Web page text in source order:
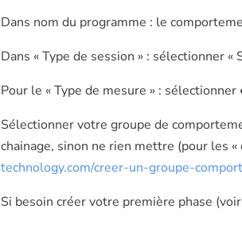
Dans nom du programme : le
Dans « Type de session » : sélectionner «
Pour le « Type de mesure » : sélectionner
Sélectionner votre groupe de
chainage, sinon ne rien mettre (pour les
technology.com/creer-un-groupe-
Si besoin créer votre première phase